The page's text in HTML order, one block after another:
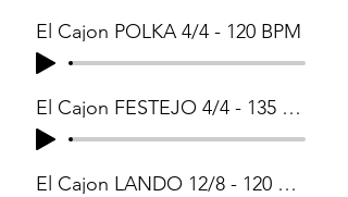
El Cajon POLKA 4/4 - 120 BPM
El Cajon FESTEJO 4/4 - 135 BPM
El Cajon LANDO 12/8 - 120 BPM